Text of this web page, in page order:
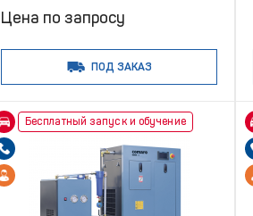
Цена по запросу
ПОД ЗАКАЗ
Бесплатный запуск и обучение